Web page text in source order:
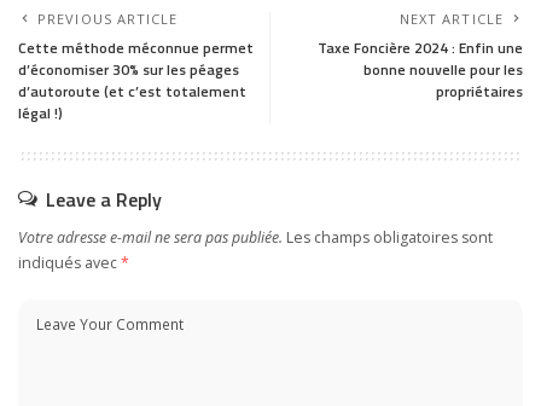
PREVIOUS ARTICLE
Cette méthode méconnue permet
d’économiser 30% sur les péages
d’autoroute (et c’est totalement
légal !)
NEXT ARTICLE
Taxe Foncière 2024 : Enfin une
bonne nouvelle pour les
propriétaires
Leave a Reply
Votre adresse e-mail ne sera pas publiée. Les champs obligatoires sont
indiqués avec*